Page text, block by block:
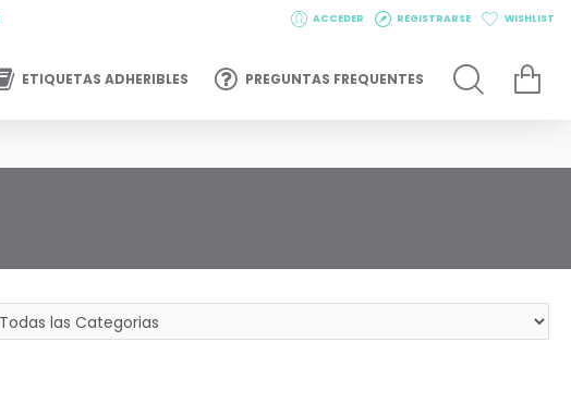
ACCEDER REGISTRARSE WISHLIST
ETIQUETAS ADHERIBLES PREGUNTAS FREQUENTES